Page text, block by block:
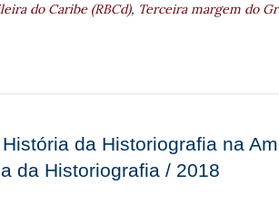
do Caribe (RBCd), Terceira margem do
da Historiografia na
da Historiografia / 2018